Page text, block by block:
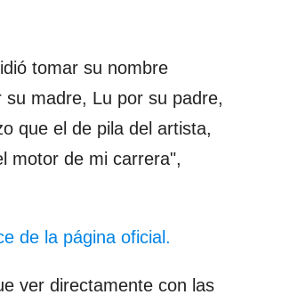
tomar su nombre
su madre, Lu por su padre,
que el de pila del artista,
motor de mi carrera",
de la página oficial.
ver directamente con las